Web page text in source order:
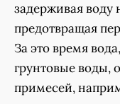
задерживая воду
предотвращая
За это время
грунтовые воды,
примесей,